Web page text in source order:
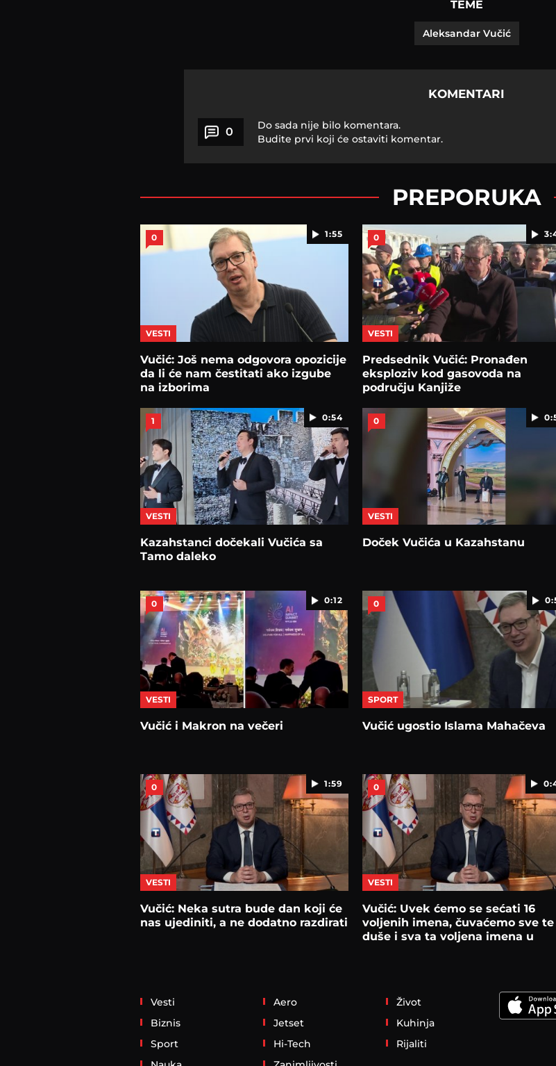
TEME
Aleksandar Vučić
KOMENTARI
0
Do sada nije bilo komentara.
Budite prvi koji će ostaviti komentar.
PREPORUKA
1:55
0
VESTI
Vučić: Još nema odgovora opozicije
da li će nam čestitati ako izgube
na izborima
0
VESTI
Predsednik Vučić: Pronađen
eksploziv kod gasovoda na
području Kanjiže
0:54
1
VESTI
Kazahstanci dočekali Vučića sa
Tamo daleko
0
VESTI
Doček Vučića u Kazahstanu
0:12
0
VESTI
Vučić i Makron na večeri
0
SPORT
Vučić ugostio Islama Mahačeva
1:59
0
VESTI
Vučić: Neka sutra bude dan koji će
nas ujediniti, a ne dodatno razdirati
0
VESTI
Vučić: Uvek ćemo se sećati 16
voljenih imena, čuvaćemo sve te
duše i sva ta voljena imena u
Vesti
Biznis
Sport
Aero
Jetset
Hi-Tech
Život
Kuhinja
Rijaliti